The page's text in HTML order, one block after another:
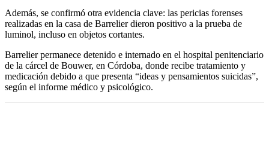
Además, se confirmó otra evidencia clave: las pericias forenses
realizadas en la casa de Barrelier dieron positivo a la prueba de
luminol, incluso en objetos cortantes.
Barrelier permanece detenido e internado en el hospital penitenciario
de la cárcel de Bouwer, en Córdoba, donde recibe tratamiento y
medicación debido a que presenta “ideas y pensamientos suicidas”,
según el informe médico y psicológico.